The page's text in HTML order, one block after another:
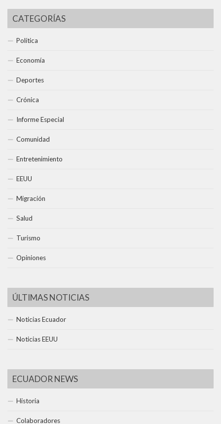
CATEGORÍAS
Política
Economía
Deportes
Crónica
Informe Especial
Comunidad
Entretenimiento
EEUU
Migración
Salud
Turismo
Opiniones
ÚLTIMAS NOTICIAS
Noticias Ecuador
Noticias EEUU
ECUADOR NEWS
Historia
Colaboradores